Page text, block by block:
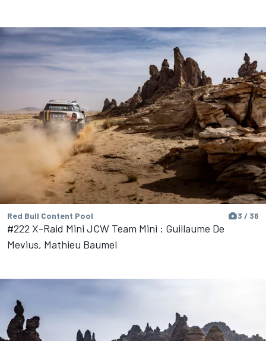
Red Bull Content Pool 3 / 36
#222 X-Raid Mini JCW Team Mini : Guillaume De
Mevius, Mathieu Baumel